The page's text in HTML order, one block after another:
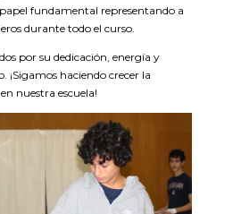
fundamental representando a
durante todo el curso.
por su dedicación, energía y
¡Sigamos haciendo crecer la
nuestra escuela!